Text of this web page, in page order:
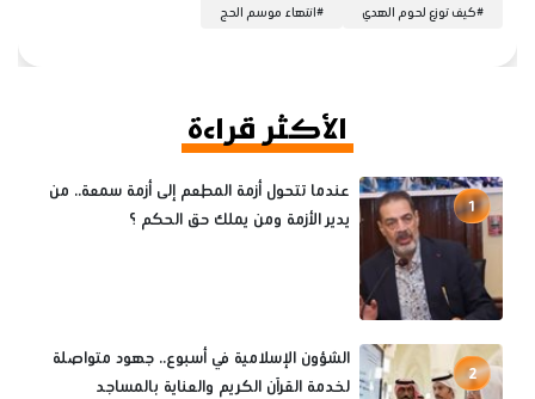
#كيف توزع لحوم الهدي #انتهاء موسم الحج
الأكثر قراءة
1
عندما تتحول أزمة المطعم إلى أزمة سمعة.. من
يدير الأزمة ومن يملك حق الحكم ؟
2
الشؤون الإسلامية في أسبوع.. جهود متواصلة
لخدمة القرآن الكريم والعناية بالمساجد